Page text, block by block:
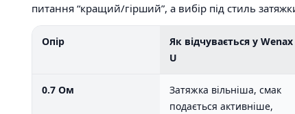
питання “кращий/гірший”, а вибір під стиль
Опір
Як відчувається у Wenax
U
0.7 Ом
Затяжка вільніша, смак
подається активніше,